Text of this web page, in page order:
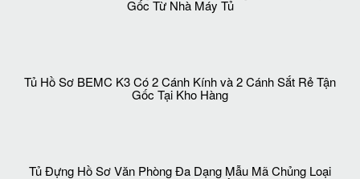
Gốc Từ Nhà Máy Tủ
Gốc Tại Kho Hàng